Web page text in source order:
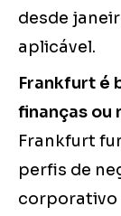
desde
aplicável.
Frankfurt é
finanças ou
Frankfurt
perfis de
corporativo